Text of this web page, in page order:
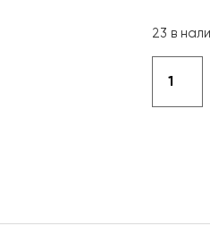
23 в